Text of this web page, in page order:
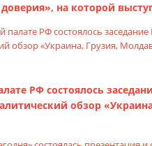
на которой
РФ состоялось
обзор